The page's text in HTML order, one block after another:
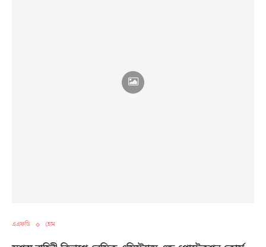
এএফডি হোম